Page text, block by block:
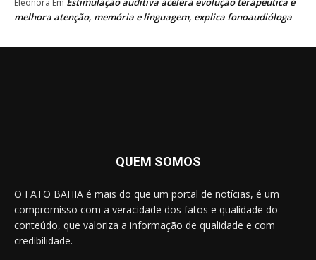
melhora atenção, memória e linguagem, explica fonoaudióloga
QUEM SOMOS
O FATO BAHIA é mais do que um portal de notícias, é um
compromisso com a veracidade dos fatos e qualidade do
conteúdo, que valoriza a informação de qualidade e com
credibilidade.